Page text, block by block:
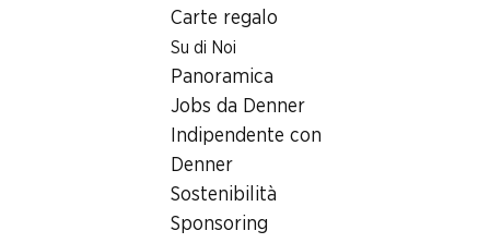
Carte regalo
Su di Noi
Panoramica
Jobs da Denner
Indipendente con
Denner
Sostenibilità
Sponsoring
Comprare in Shop Vini